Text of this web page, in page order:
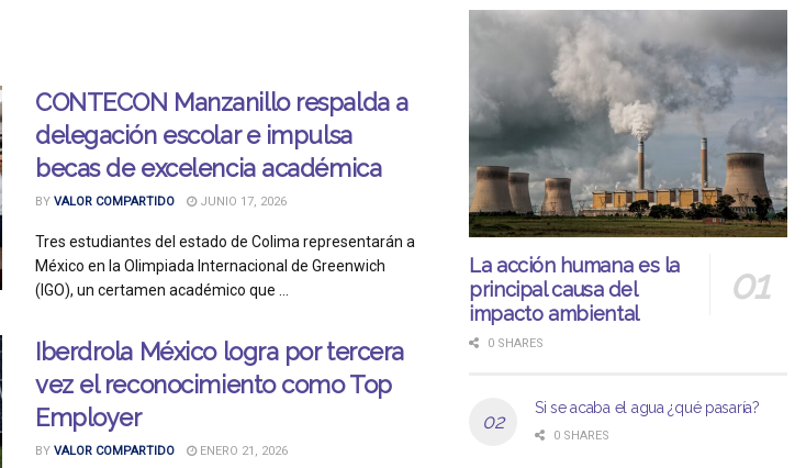
CONTECON Manzanillo respalda a
delegación escolar e impulsa
becas de excelencia académica
BY VALOR COMPARTIDO JUNIO 17, 2026
Tres estudiantes del estado de Colima representarán a
México en la Olimpiada Internacional de Greenwich
(IGO), un certamen académico que ...
Iberdrola México logra por tercera
vez el reconocimiento como Top
Employer
BY VALOR COMPARTIDO ENERO 21, 2026
La acción humana es la
principal causa del
impacto ambiental
0 SHARES
Si se acaba el agua ¿qué pasaría?
0 SHARES